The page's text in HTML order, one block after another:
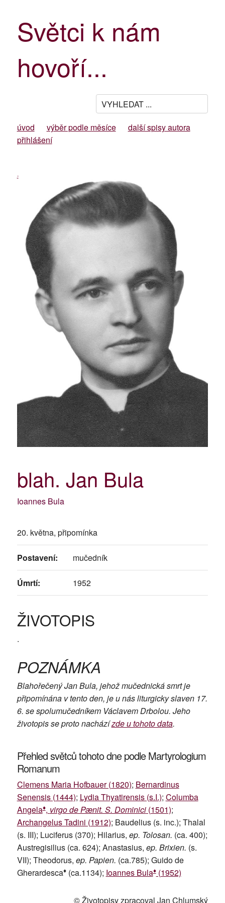
Světci k nám
hovoří...
úvod výběr podle měsíce
další spisy autora
přihlášení
-
blah. Jan Bula
Ioannes Bula
20. května, připomínka
Postavení: mučedník
Úmrtí: 1952
ŽIVOTOPIS
.
POZNÁMKA
Blahořečený Jan Bula, jehož mučednická smrt je
připomínána v tento den, je u nás liturgicky slaven 17.
6. se spolumučedníkem Václavem Drbolou. Jeho
životopis se proto nacházízde u tohoto data.
Přehled světců tohoto dne podle Martyrologium
Romanum
Clemens Maria Hofbauer (1820); Bernardinus
Senensis (1444); Lydia Thyatirensis (s.I.); Columba
Angela♦, virgo de Pænit. S. Dominici(1501);
Archangelus Tadini (1912); Baudelius (s. inc.); Thalal
(s. III); Luciferus (370); Hilarius, ep. Tolosan. (ca. 400);
Austregisilius (ca. 624); Anastasius, ep. Brixien. (s.
VII); Theodorus, ep. Papien. (ca.785); Guido de
Gherardesca♦(ca.1134); Ioannes Bula♦(1952)
© Životopisy zpracoval Jan Chlumský